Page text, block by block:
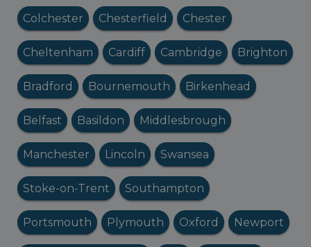
Colchester Chesterfield Chester
Cheltenham Cardiff Cambridge Brighton
Bradford Bournemouth Birkenhead
Belfast Basildon Middlesbrough
Manchester Lincoln Swansea
Stoke-on-Trent Southampton
Portsmouth Plymouth Oxford Newport